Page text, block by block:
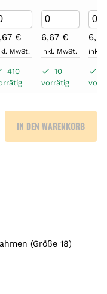
€
MwSt.
410
6,67 €
inkl. MwSt.
10
vorrätig
inkl.
IN DEN WARENKORB
(Größe 18)